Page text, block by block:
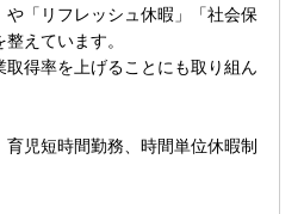
や「リフレッシュ休暇」「社会保
えています。
得率を上げることにも取り組ん
児短時間勤務、時間単位休暇制